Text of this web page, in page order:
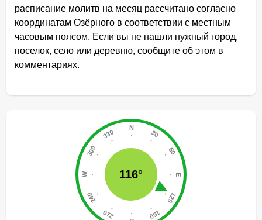
расписание молитв на месяц рассчитано согласно
координатам Озёрного в соответствии с местным
часовым поясом. Если вы не нашли нужный город,
поселок, село или деревню, сообщите об этом в
комментариях.
116°